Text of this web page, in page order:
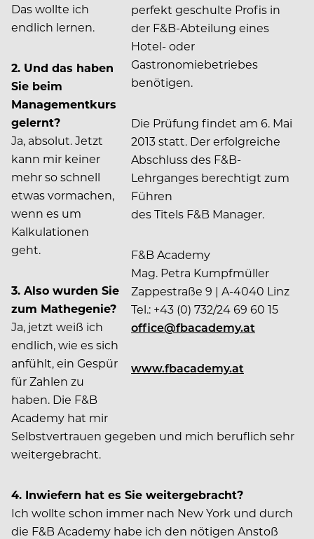
perfekt geschulte Profis in
der F&B-Abteilung eines
Hotel- oder
Gastronomiebetriebes
benötigen.
Die Prüfung findet am 6. Mai
2013 statt. Der erfolgreiche
Abschluss des F&B-
Lehrganges berechtigt zum
Führen
des Titels F&B Manager.
F&B Academy
Mag. Petra Kumpfmüller
Zappestraße 9 | A-4040 Linz
Tel.: +43 (0) 732/24 69 60 15
office@fbacademy.at
www.fbacademy.at
Das wollte ich
endlich lernen.
2. Und das haben
Sie beim
Managementkurs
gelernt?
Ja, absolut. Jetzt
kann mir keiner
mehr so schnell
etwas vormachen,
wenn es um
Kalkulationen
geht.
3. Also wurden Sie
zum Mathegenie?
Ja, jetzt weiß ich
endlich, wie es sich
anfühlt, ein Gespür
für Zahlen zu
haben. Die F&B
Academy hat mir
Selbstvertrauen gegeben und mich beruflich sehr
weitergebracht.
4. Inwiefern hat es Sie weitergebracht?
Ich wollte schon immer nach New York und durch
die F&B Academy habe ich den nötigen Anstoß